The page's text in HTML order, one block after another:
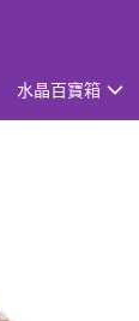
水晶百寶箱